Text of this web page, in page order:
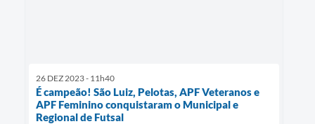
26 DEZ 2023 - 11h40
É campeão! São Luiz, Pelotas, APF Veteranos e
APF Feminino conquistaram o Municipal e
Regional de Futsal